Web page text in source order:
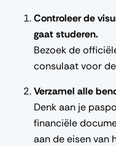
Controleer de
gaat studeren.
Bezoek de
consulaat voor
Verzamel alle
Denk aan je
financiële
aan de eisen van